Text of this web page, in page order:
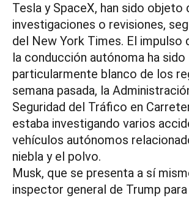
Tesla y SpaceX, han sido objeto
investigaciones o revisiones,
del New York Times. El impulso
la conducción autónoma ha sido
particularmente blanco de los
semana pasada, la
Seguridad del Tráfico en
estaba investigando varios
vehículos autónomos
niebla y el polvo.
Musk, que se presenta a sí
inspector general de Trump